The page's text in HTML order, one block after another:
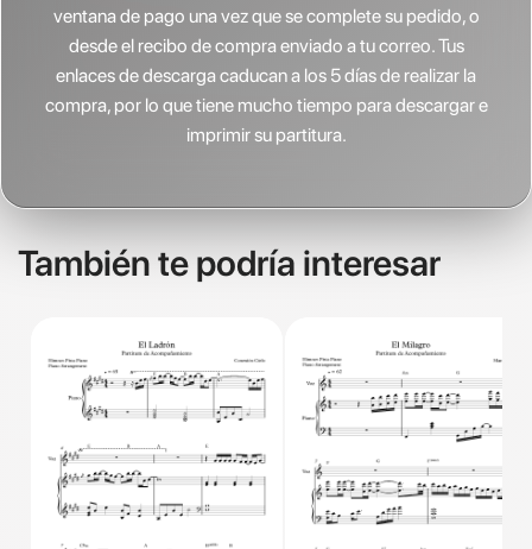
ventana de pago una vez que se complete su pedido, o
desde el recibo de compra enviado a tu correo. Tus
enlaces de descarga caducan a los 5 días de realizar la
compra, por lo que tiene mucho tiempo para descargar e
imprimir su partitura.
También te podría interesar